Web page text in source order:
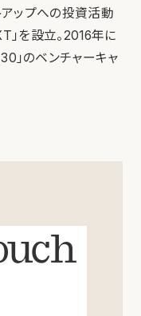
アップへの投資活動
」を設立。2016年に
」のベンチャーキャ